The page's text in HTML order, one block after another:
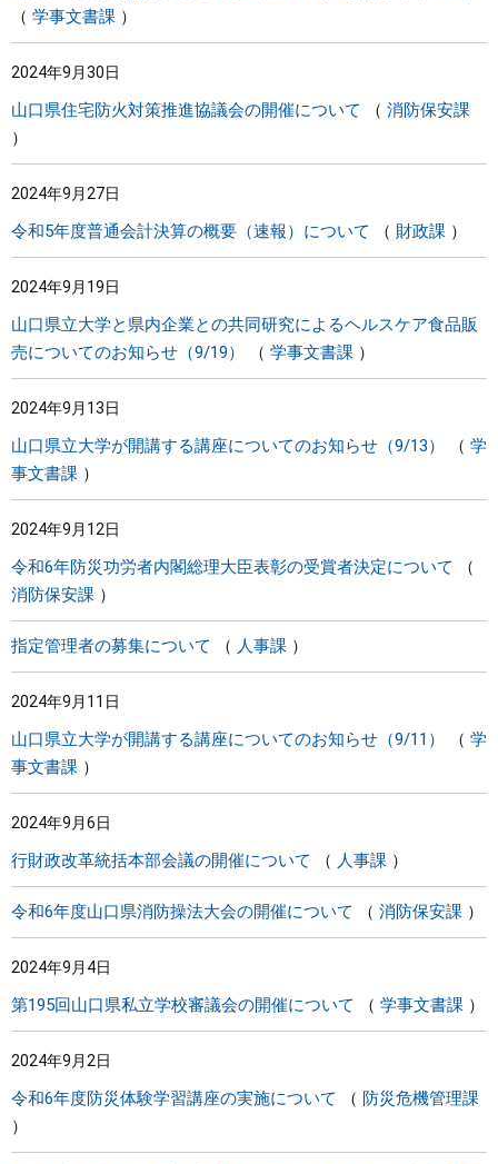
学事文書課
2024年9月30日
山口県住宅防火対策推進協議会の開催について 消防保安課
2024年9月27日
令和5年度普通会計決算の概要（速報）について 財政課
2024年9月19日
山口県立大学と県内企業との共同研究によるヘルスケア食品販
売についてのお知らせ（9/19）
学事文書課
2024年9月13日
山口県立大学が開講する講座についてのお知らせ（9/13）
学
事文書課
2024年9月12日
令和6年防災功労者内閣総理大臣表彰の受賞者決定について
消防保安課
指定管理者の募集について 人事課
2024年9月11日
山口県立大学が開講する講座についてのお知らせ（9/11）
学
事文書課
2024年9月6日
行財政改革統括本部会議の開催について 人事課
令和6年度山口県消防操法大会の開催について 消防保安課
2024年9月4日
第195回山口県私立学校審議会の開催について 学事文書課
2024年9月2日
令和6年度防災体験学習講座の実施について 防災危機管理課